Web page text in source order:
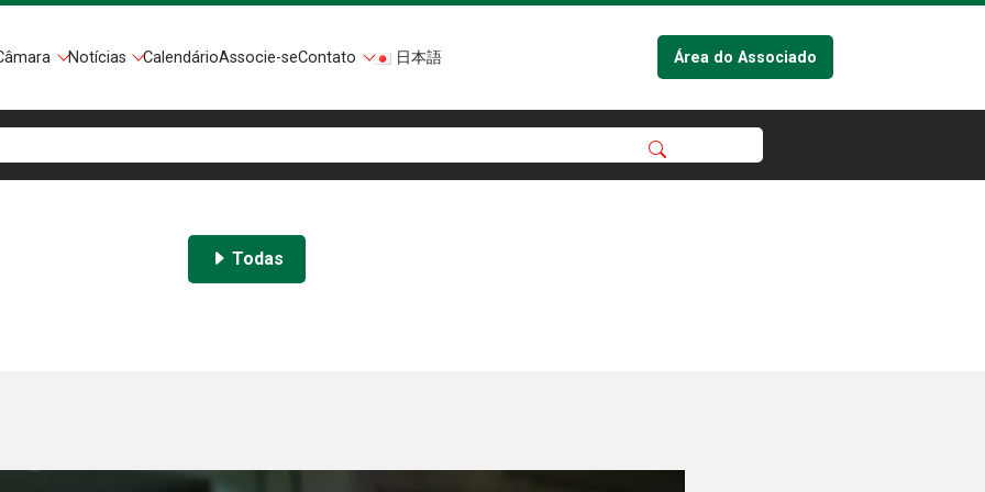
Notícias CalendárioAssocie-seContato 日本語 Área do Associado
Todas